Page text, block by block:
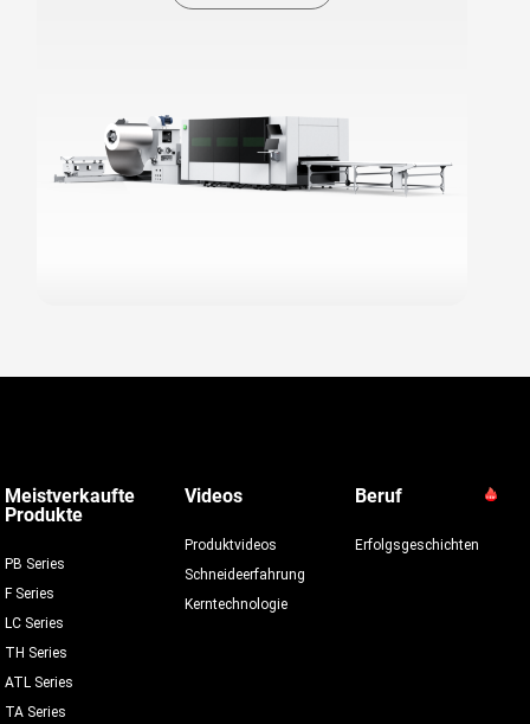
Meistverkaufte
Produkte
PB Series
F Series
LC Series
TH Series
ATL Series
TA Series
Videos
Produktvideos
Schneideerfahrung
Kerntechnologie
Beruf
Erfolgsgeschichten